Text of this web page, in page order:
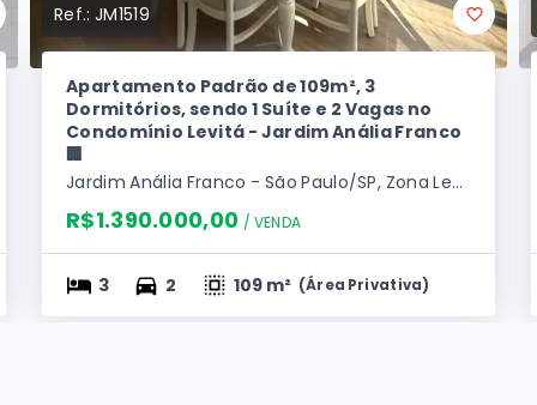
Ref.:JM1519
Apartamento Padrão de 109m², 3
Dormitórios, sendo 1 Suíte e 2 Vagas no
Condomínio Levitá - Jardim Anália Franco
🏢
Jardim Anália Franco - São Paulo/SP, Zona Leste
R$1.390.000,00 / VENDA
3 2 109 m² (Área Privativa)